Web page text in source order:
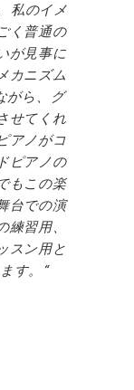
私のイメ
く普通の
が見事に
カニズム
がら、グ
せてくれ
アノがコ
ピアノの
もこの楽
台での演
習用、
スン用と
す。